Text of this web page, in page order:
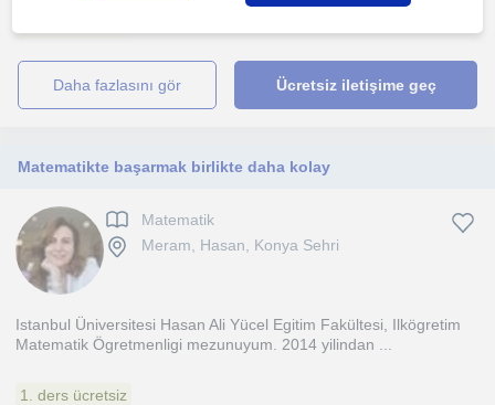
daha fazlasını gör Ücretsiz iletişime geç
Matematikte başarmak birlikte daha kolay
Matematik
Meram, Hasan, Konya Sehri
Istanbul Üniversitesi Hasan Ali Yücel Egitim Fakültesi, Ilkögretim
Matematik Ögretmenligi mezunuyum. 2014 yilindan ...
1. ders ücretsiz